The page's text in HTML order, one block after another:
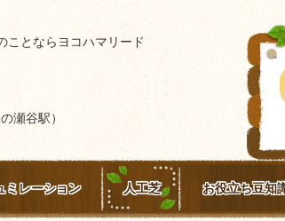
ことならヨコハマリード
瀬谷駅）
ミレーション 人工芝 お役立ち豆知